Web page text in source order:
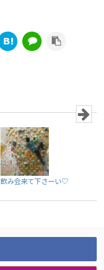
飲み会来て下さーい♡